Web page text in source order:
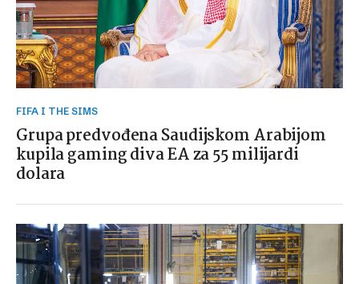
FIFA I THE SIMS
Grupa predvođena Saudijskom Arabijom
kupila gaming diva EA za 55 milijardi
dolara